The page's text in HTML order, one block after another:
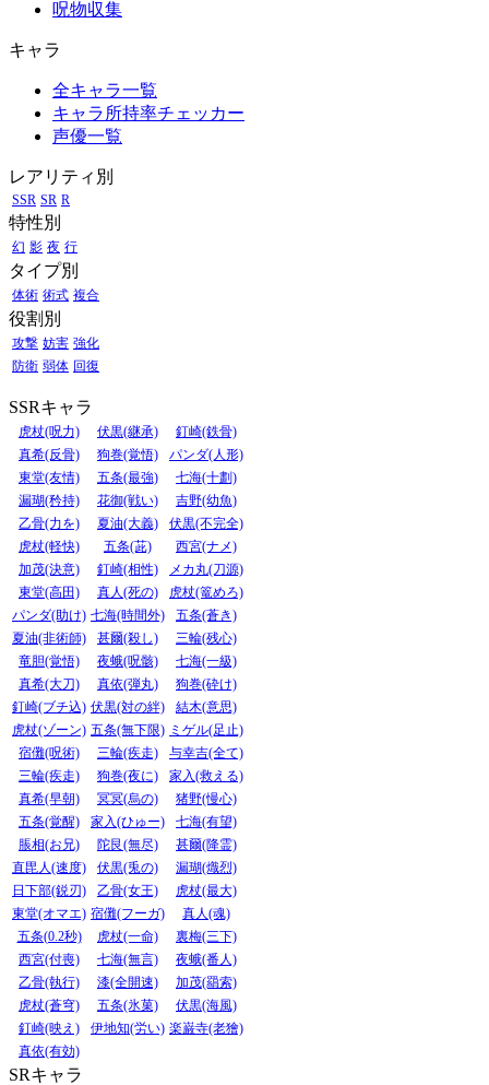
呪物収集
キャラ
全キャラ一覧
キャラ所持率チェッカー
声優一覧
レアリティ別
SSR SR R
特性別
幻 影 夜 行
タイプ別
体術 術式 複合
役割別
攻撃 妨害 強化
防衛 弱体 回復
SSRキャラ
虎杖(呪力) 伏黒(継承)
釘崎(鉄骨)
真希(反骨)
狗巻(覚悟)
パンダ(人形)
東堂(友情)
五条(最強)
七海(十劃)
漏瑚(矜持)
花御(戦い)
吉野(幼魚)
乙骨(力を)
夏油(大義)
伏黒(不完全)
虎杖(軽快)
五条(茈)
西宮(ナメ)
加茂(決意)
釘崎(相性)
メカ丸(刀源)
東堂(高田)
真人(死の)
虎杖(篭めろ)
パンダ(助け) 七海(時間外)
五条(蒼き)
夏油(非術師)
甚爾(殺し)
三輪(残心)
竜胆(覚悟)
夜蛾(呪骸)
七海(一級)
真希(大刀)
真依(弾丸)
狗巻(砕け)
釘崎(ブチ込) 伏黒(対の絆)
結木(意思)
虎杖(ゾーン) 五条(無下限) ミゲル(足止)
宿儺(呪術)
三輪(疾走)
与幸吉(全て)
三輪(疾走)
狗巻(夜に)
家入(救える)
真希(早朝)
冥冥(烏の)
猪野(慢心)
五条(覚醒)
家入(ひゅー)
七海(有望)
脹相(お兄)
陀艮(無尽)
甚爾(降霊)
直毘人(速度)
伏黒(兎の)
漏瑚(熾烈)
日下部(鋭刃)
乙骨(女王)
虎杖(最大)
東堂(オマエ) 宿儺(フーガ)
真人(魂)
五条(0.2秒)
虎杖(一命)
裏梅(三下)
西宮(付喪)
七海(無言)
夜蛾(番人)
乙骨(執行)
漆(全開速)
加茂(羂索)
虎杖(蒼穹)
五条(氷菓)
伏黒(海風)
釘崎(映え)
伊地知(労い) 楽巌寺(老獪)
真依(有効)
SRキャラ